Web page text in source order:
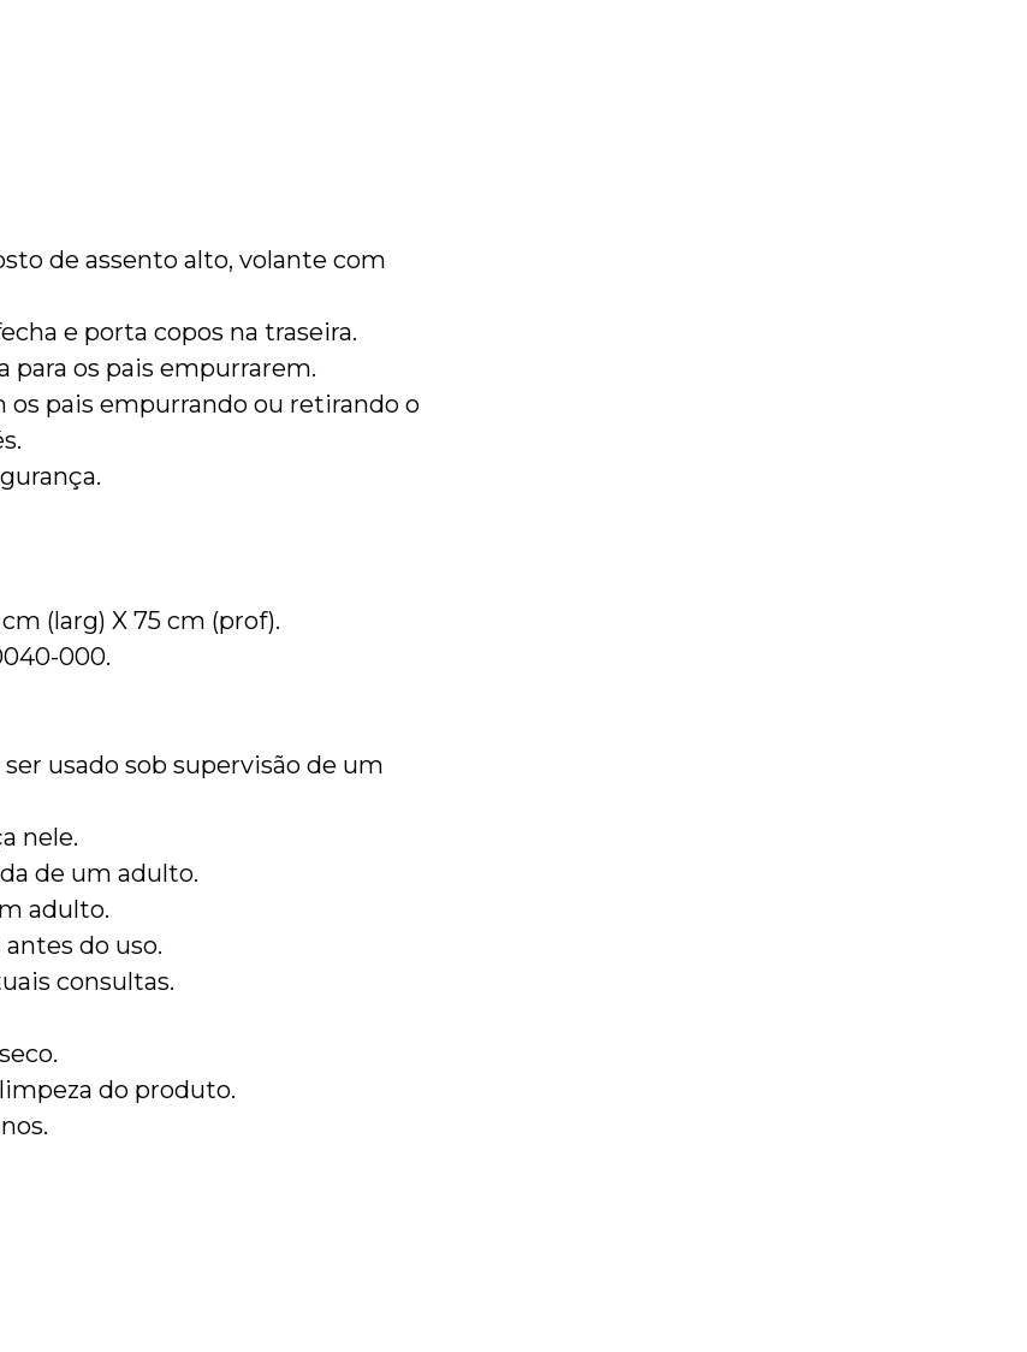
de assento alto, volante com
e porta copos na traseira.
para os pais empurrarem.
os pais empurrando ou retirando o
(larg) X 75 cm (prof).
000.
usado sob supervisão de um
nele.
de um adulto.
adulto.
do uso.
consultas.
do produto.